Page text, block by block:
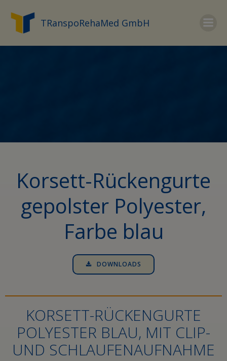
Inhalt
TRanspoRehaMed GmbH
Korsett-Rückengurte
gepolster Polyester,
Farbe blau
DOWNLOADS
KORSETT-RÜCKENGURTE
POLYESTER BLAU, MIT CLIP-
UND SCHLAUFENAUFNAHME